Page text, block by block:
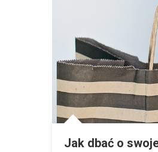
Jak dbać o